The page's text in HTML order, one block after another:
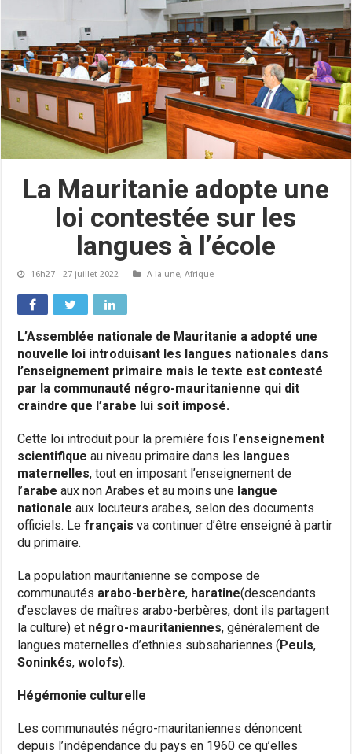
La Mauritanie adopte une
loi contestée sur les
langues à l’école
16h27 - 27 juillet 2022 A la une,Afrique
L’Assemblée nationale de Mauritanie a adopté une
nouvelle loi introduisant les langues nationales dans
l’enseignement primaire mais le texte est contesté
par la communauté négro-mauritanienne qui dit
craindre que l’arabe lui soit imposé.
Cette loi introduit pour la première fois l’enseignement
scientifique au niveau primaire dans les langues
maternelles, tout en imposant l’enseignement de
l’arabe aux non Arabes et au moins une langue
nationale aux locuteurs arabes, selon des documents
officiels. Lefrançais va continuer d’être enseigné à partir
du primaire.
La population mauritanienne se compose de
communautés arabo-berbère, haratine(descendants
d’esclaves de maîtres arabo-berbères, dont ils partagent
la culture) et négro-mauritaniennes, généralement de
langues maternelles d’ethnies subsahariennes (Peuls,
Soninkés,wolofs).
Hégémonie culturelle
Les communautés négro-mauritaniennes dénoncent
depuis l’indépendance du pays en 1960 ce qu’elles